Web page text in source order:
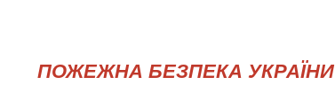
ПОЖЕЖНА БЕЗПЕКА УКРАЇНИ